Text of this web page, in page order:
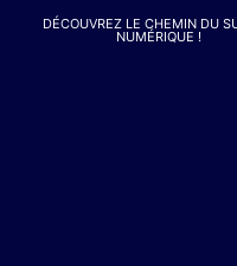
DÉCOUVREZ LE CHEMIN DU
NUMÉRIQUE !